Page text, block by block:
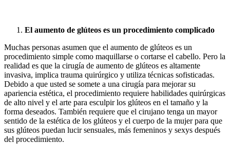
El aumento de glúteos es un procedimiento complicado
Muchas personas asumen que el aumento de glúteos es un
procedimiento simple como maquillarse o cortarse el cabello. Pero la
realidad es que la cirugía de aumento de glúteos es altamente
invasiva, implica trauma quirúrgico y utiliza técnicas sofisticadas.
Debido a que usted se somete a una cirugía para mejorar su
apariencia estética, el procedimiento requiere habilidades quirúrgicas
de alto nivel y el arte para esculpir los glúteos en el tamaño y la
forma deseados. También requiere que el cirujano tenga un mayor
sentido de la estética de los glúteos y el cuerpo de la mujer para que
sus glúteos puedan lucir sensuales, más femeninos y sexys después
del procedimiento.